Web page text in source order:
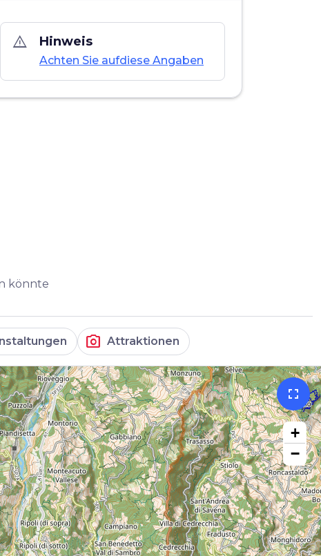
warning_amber Hinweis
Achten Sie aufdiese Angaben
könnte
photo_camera Attraktionen
+
−
fullscreen